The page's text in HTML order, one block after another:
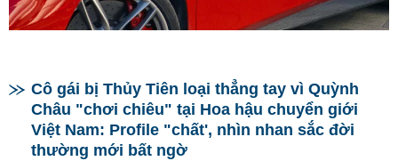
Cô gái bị Thủy Tiên loại thẳng tay vì Quỳnh
Châu "chơi chiêu" tại Hoa hậu chuyển giới
Việt Nam: Profile "chất', nhìn nhan sắc đời
thường mới bất ngờ